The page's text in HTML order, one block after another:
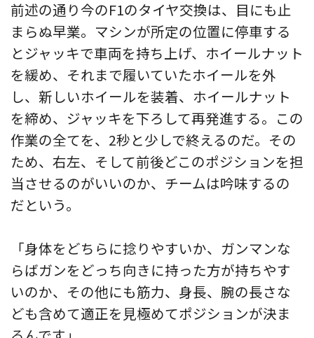
前述の通り今のF1のタイヤ交換は、目にも止
まらぬ早業。マシンが所定の位置に停車する
とジャッキで車両を持ち上げ、ホイールナット
を緩め、それまで履いていたホイールを外
し、新しいホイールを装着、ホイールナット
を締め、ジャッキを下ろして再発進する。この
作業の全てを、2秒と少しで終えるのだ。その
ため、右左、そして前後どこのポジションを担
当させるのがいいのか、チームは吟味するの
だという。
「身体をどちらに捻りやすいか、ガンマンな
らばガンをどっち向きに持った方が持ちやす
いのか、その他にも筋力、身長、腕の長さな
ども含めて適正を見極めてポジションが決ま